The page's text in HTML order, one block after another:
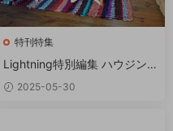
特刊特集
Lightning特別編集 ハウジン
グブック エイムック PDF
2025-05-30